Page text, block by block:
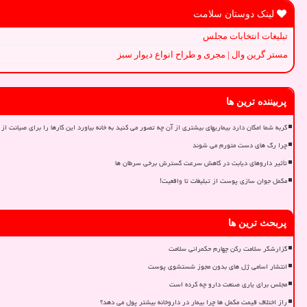
لینک دوستان سلامت
تبلیغات انتخابات مجلس
مستر گرین وال | مجری و طراح انواع دیوار سبز
پربیننده ترین ها
گربه شما امکان دارد بیماریهای بیشتری از آن چه تصور می کنید به خانه بیاورد این کارها را برای صیانت
چرا رگ های دست متورم می شوند
تأثیر داروهای دیابت در کاهش سرعت گسترش برخی سرطان ها
مکمل جوان سازی پوست از تبلیغات تا واقعیت!
پربحث ترین ها
گزارشگر سلامت رکن چهارم حکمرانی سلامت
انتشار اسامی ژل های بدون مجوز شستشوی پوست
مجلس برای یاری صنعت دارو چه کرده است
راز اختلاف قیمت مکمل ها چرا بیمار در داروخانه بیشتر پول می دهد؟